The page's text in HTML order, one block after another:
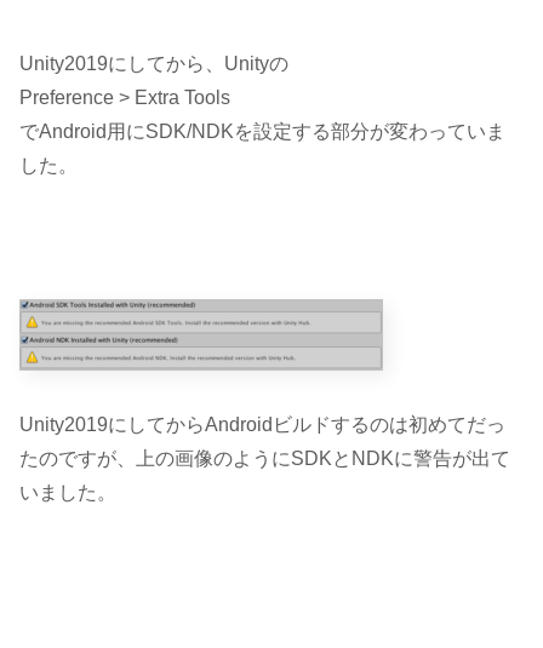
Unity2019にしてから、Unityの
Preference > Extra Tools
でAndroid用にSDK/NDKを設定する部分が変わっていま
した。
Unity2019にしてからAndroidビルドするのは初めてだっ
たのですが、上の画像のようにSDKとNDKに警告が出て
いました。